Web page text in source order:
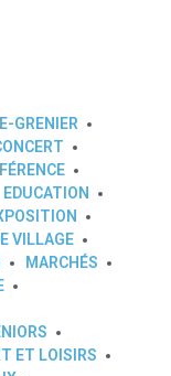
GRENIER
EDUCATION
VILLAGE
MARCHÉS
ET LOISIRS